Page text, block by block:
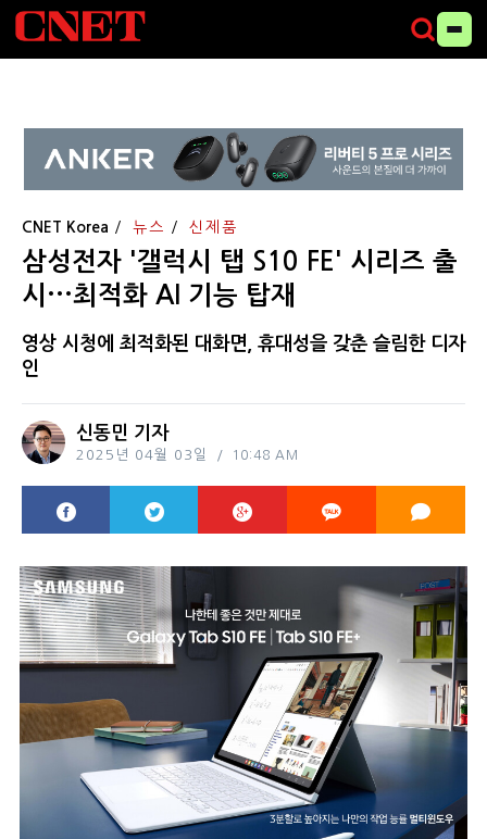
CNET Korea 뉴스 신제품
삼성전자 '갤럭시 탭 S10 FE' 시리즈 출
시···최적화 AI 기능 탑재
영상 시청에 최적화된 대화면, 휴대성을 갖춘 슬림한 디자
인
신동민 기자
2025년 04월 03일 10:48 AM